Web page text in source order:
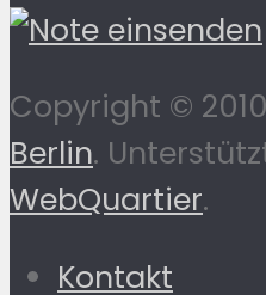
Copyright ©
Berlin.
WebQuartier.
Kontakt